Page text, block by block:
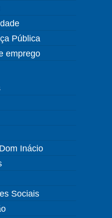
Pública
emprego
Inácio
Sociais